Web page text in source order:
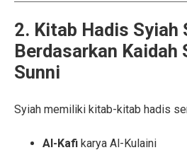
2. Kitab Hadis Syiah
Berdasarkan Kaidah
Sunni
Syiah memiliki kitab-kitab hadis
Al-Kafi karya Al-Kulaini